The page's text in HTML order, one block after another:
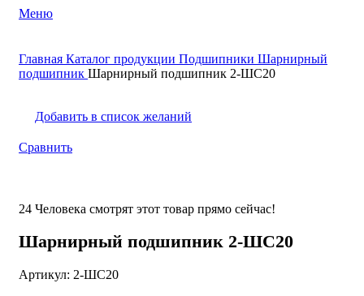
Меню
0элемент 0₽
Главная Каталог продукции Подшипники Шарнирный
подшипник Шарнирный подшипник 2-ШС20
Добавить в список желаний
Сравнить
24 Человека смотрят этот товар прямо сейчас!
Шарнирный подшипник 2-ШС20
Артикул: 2-ШС20